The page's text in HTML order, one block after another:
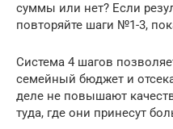
суммы или нет? Если
повторяйте шаги №1-3,
Система 4 шагов
семейный бюджет и
деле не повышают
туда, где они принесут